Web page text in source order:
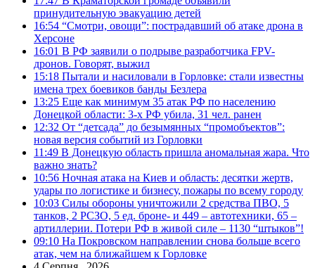
принудительную эвакуацию детей
16:54 “Смотри, овощи”: пострадавший об атаке дрона в
Херсоне
16:01 В РФ заявили о подрыве разработчика FPV-
дронов. Говорят, выжил
15:18 Пытали и насиловали в Горловке: стали известны
имена трех боевиков банды Безлера
13:25 Еще как минимум 35 атак РФ по населению
Донецкой области: 3-х РФ убила, 31 чел. ранен
12:32 От “детсада” до безымянных “промобъектов”:
новая версия событий из Горловки
11:49 В Донецкую область пришла аномальная жара. Что
важно знать?
10:56 Ночная атака на Киев и область: десятки жертв,
удары по логистике и бизнесу, пожары по всему городу
10:03 Силы обороны уничтожили 2 средства ПВО, 5
танков, 2 РСЗО, 5 ед. броне- и 449 – автотехники, 65 –
артиллерии. Потери РФ в живой силе – 1130 “штыков”!
09:10 На Покровском направлении снова больше всего
атак, чем на ближайшем к Горловке